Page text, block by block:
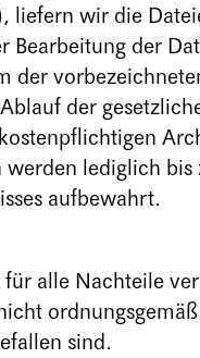
liefern wir die
der
der
der
lediglich
aufbewahrt.
für alle Nachteile
sind.